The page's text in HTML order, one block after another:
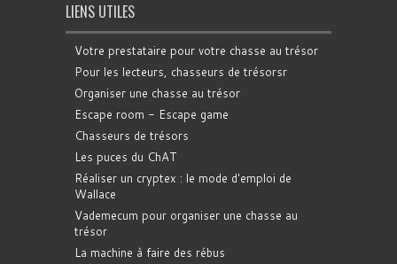
LIENS UTILES
Votre prestataire pour votre chasse au trésor
Pour les lecteurs, chasseurs de trésorsr
Organiser une chasse au trésor
Escape room - Escape game
Chasseurs de trésors
Les puces du ChAT
Réaliser un cryptex : le mode d'emploi de
Wallace
Vademecum pour organiser une chasse au
trésor
La machine à faire des rébus